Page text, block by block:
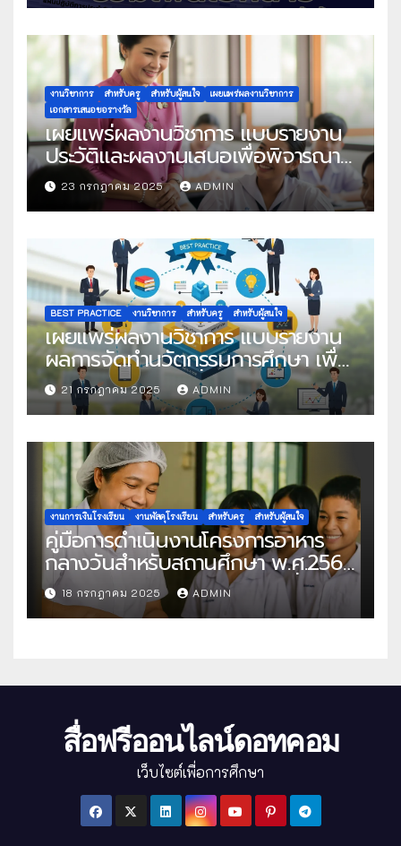
งานวิชาการ สำหรับครู สำหรับผู้สนใจ
เผยแพร่ผลงานวิชาการ
เอกสารเสนอขอรางวัล
เผยแพร่ผลงานวิชาการ แบบรายงาน
ประวัติและผลงานเสนอเพื่อพิจารณา
ในโครงการครูดีในดวงใจ ประจำปี
2568 ครั้งที่ 22
23 กรกฎาคม 2025 ADMIN
BEST PRACTICE งานวิชาการ สำหรับครู สำหรับผู้สนใจ
เผยแพร่ผลงานวิชาการ แบบรายงาน
ผลการจัดทำนวัตกรรมการศึกษา เพื่อ
คัดเลือกวิธีปฏิบัติที่เป็นเลิศ
21 กรกฎาคม 2025 ADMIN
งานการเงินโรงเรียน งานพัสดุโรงเรียน สำหรับครู สำหรับผู้สนใจ
คู่มือการดำเนินงานโครงการอาหาร
กลางวันสำหรับสถานศึกษา พ.ศ.2568
แนวทางครบถ้วนสู่การจัดการที่มี
ประสิทธิภาพ
18 กรกฎาคม 2025 ADMIN
สื่อฟรีออนไลน์ดอทคอม
เว็บไซต์เพื่อการศึกษา